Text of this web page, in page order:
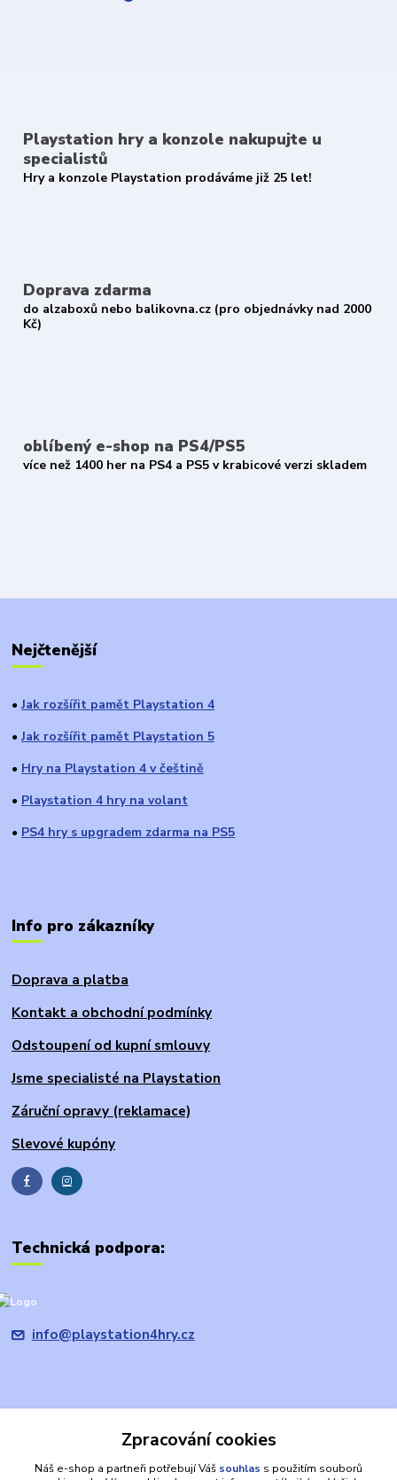
Playstation hry a konzole nakupujte u
specialistů
Hry a konzole Playstation prodáváme již 25 let!
Doprava zdarma
do alzaboxů nebo balikovna.cz (pro objednávky nad 2000
Kč)
oblíbený e-shop na PS4/PS5
více než 1400 her na PS4 a PS5 v krabicové verzi skladem
Nejčtenější
● Jak rozšířit pamět Playstation 4
● Jak rozšířit pamět Playstation 5
● Hry na Playstation 4 v češtině
● Playstation 4 hry na volant
● PS4 hry s upgradem zdarma na PS5
Info pro zákazníky
Doprava a platba
Kontakt a obchodní podmínky
Odstoupení od kupní smlouvy
Jsme specialisté na Playstation
Záruční opravy (reklamace)
Slevové kupóny
Technická podpora:
info@playstation4hry.cz
Upravit sběr cookies.
Zpracování cookies
Náš e-shop a partneři potřebují Váš souhlas s použitím souborů